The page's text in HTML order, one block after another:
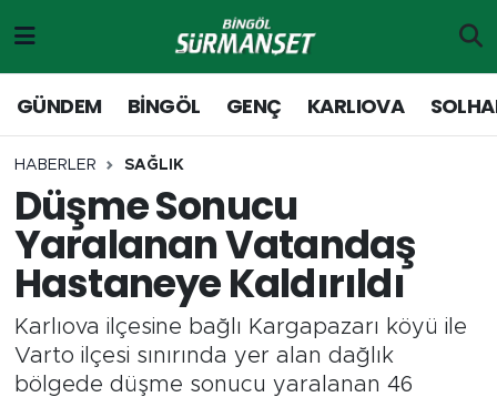
GÜNDEM BİNGÖL GENÇ KARLIOVA
HABERLER SAĞLIK
Düşme Sonucu
Yaralanan Vatandaş
Hastaneye Kaldırıldı
Karlıova ilçesine bağlı Kargapazarı köyü ile
Varto ilçesi sınırında yer alan dağlık
bölgede düşme sonucu yaralanan 46
Genç
Solhan
Karlıova
Yayladere-Yedisu
Merkez Hava Durumu
Merkez Trafik Yoğunluk Haritası
Süper Lig Puan Durumu ve Fikstür
Tüm Manşetler
Son Dakika Haberleri